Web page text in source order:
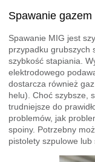
Spawanie
Spawanie MIG jest
przypadku grubszych
szybkość stapiania.
elektrodowego
dostarcza również
helu). Choć szybsze,
trudniejsze do
problemów, jak
spoiny. Potrzebny
pistolety szpulowe lub